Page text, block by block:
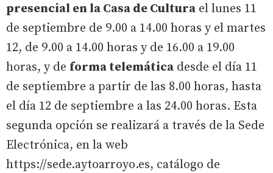
presencial en la Casa de Cultura el lunes 11
de septiembre de 9.00 a 14.00 horas y el martes
12, de 9.00 a 14.00 horas y de 16.00 a 19.00
horas, y de forma telemática desde el día 11
de septiembre a partir de las 8.00 horas, hasta
el día 12 de septiembre a las 24.00 horas. Esta
segunda opción se realizará a través de la Sede
Electrónica, en la web
https://sede.aytoarroyo.es, catálogo de